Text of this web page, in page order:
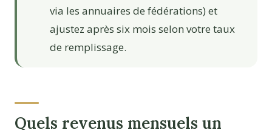
via les annuaires de fédérations) et
ajustez après six mois selon votre taux
de remplissage.
Quels revenus mensuels un